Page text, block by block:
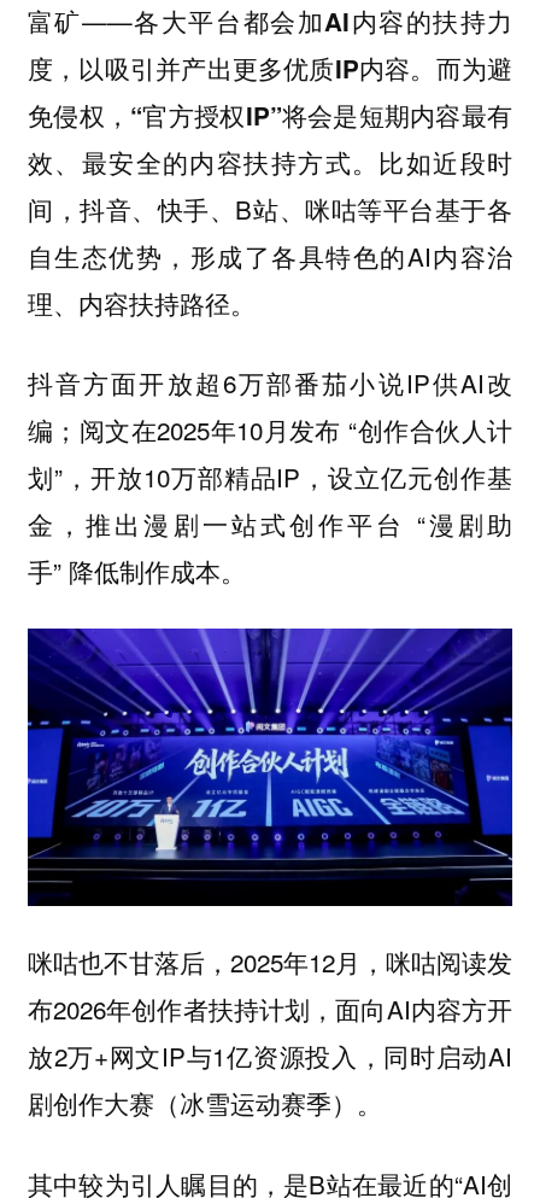
富矿——各大平台都会加AI内容的扶持力
度，以吸引并产出更多优质IP内容。而为避
免侵权，“官方授权IP”将会是短期内容最有
效、最安全的内容扶持方式。 比如近段时
间，抖音、快手、B站、咪咕等平台基于各
自生态优势，形成了各具特色的AI内容治
理、内容扶持路径。
抖音方面开放超6万部番茄小说IP供AI改
编；阅文在2025年10月发布 “创作合伙人计
划”，开放10万部精品IP，设立亿元创作基
金，推出漫剧一站式创作平台 “漫剧助
手” 降低制作成本。
咪咕也不甘落后，2025年12月，咪咕阅读发
布2026年创作者扶持计划，面向AI内容方开
放2万+网文IP与1亿资源投入，同时启动AI
剧创作大赛（冰雪运动赛季）。
其中较为引人瞩目的，是B站在最近的“AI创